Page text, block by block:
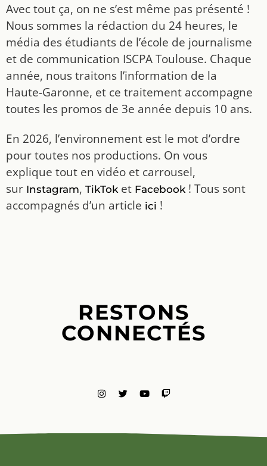
Avec tout ça, on ne s’est même pas présenté !
Nous sommes la rédaction du 24 heures, le
média des étudiants de l’école de journalisme
et de communication ISCPA Toulouse. Chaque
année, nous traitons l’information de la
Haute-Garonne, et ce traitement accompagne
toutes les promos de 3e année depuis 10 ans.
En 2026, l’environnement est le mot d’ordre
pour toutes nos productions. On vous
explique tout en vidéo et carrousel,
sur Instagram, TikToket Facebook! Tous sont
accompagnés d’un article ici !
RESTONS
CONNECTÉS